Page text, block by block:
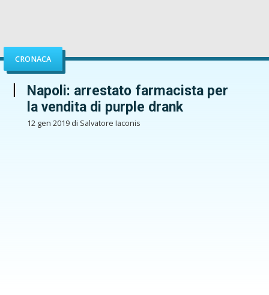
CRONACA
Napoli: arrestato farmacista per
la vendita di purple drank
12 gen 2019 di Salvatore Iaconis